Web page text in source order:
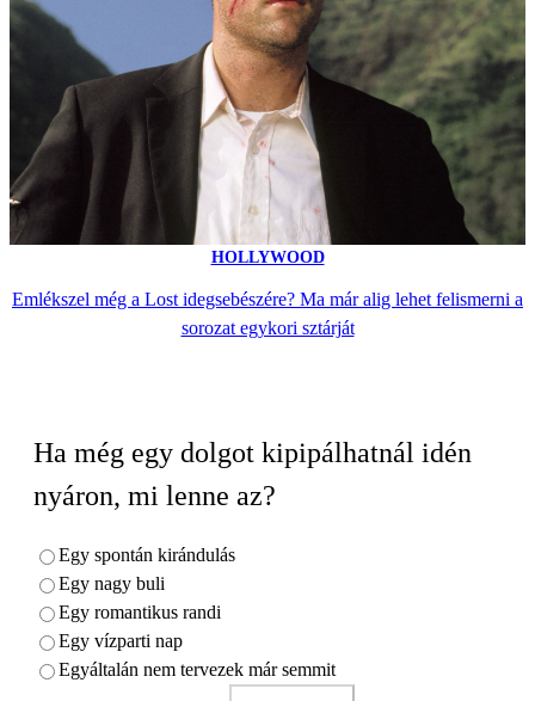
HOLLYWOOD
Emlékszel még a Lost idegsebészére? Ma már alig lehet felismerni a
sorozat egykori sztárját
Ha még egy dolgot kipipálhatnál idén
nyáron, mi lenne az?
Egy spontán kirándulás
Egy nagy buli
Egy romantikus randi
Egy vízparti nap
Egyáltalán nem tervezek már semmit